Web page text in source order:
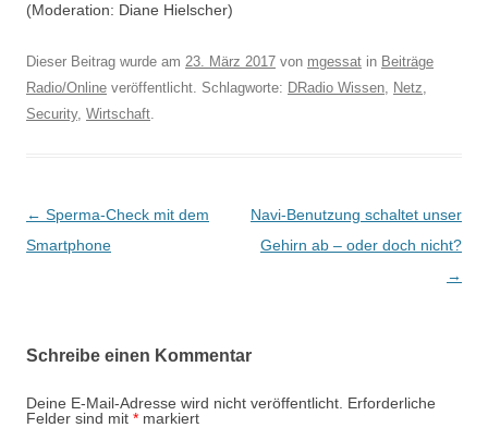
(Moderation: Diane Hielscher)
Dieser Beitrag wurde am 23. März 2017 von mgessat in Beiträge
Radio/Online veröffentlicht. Schlagworte: DRadio Wissen, Netz,
Security, Wirtschaft.
Beitragsnavigation
← Sperma-Check mit dem
Smartphone
Navi-Benutzung schaltet unser
Gehirn ab – oder doch nicht?
→
Schreibe einen Kommentar
Deine E-Mail-Adresse wird nicht veröffentlicht. Erforderliche
Felder sind mit * markiert